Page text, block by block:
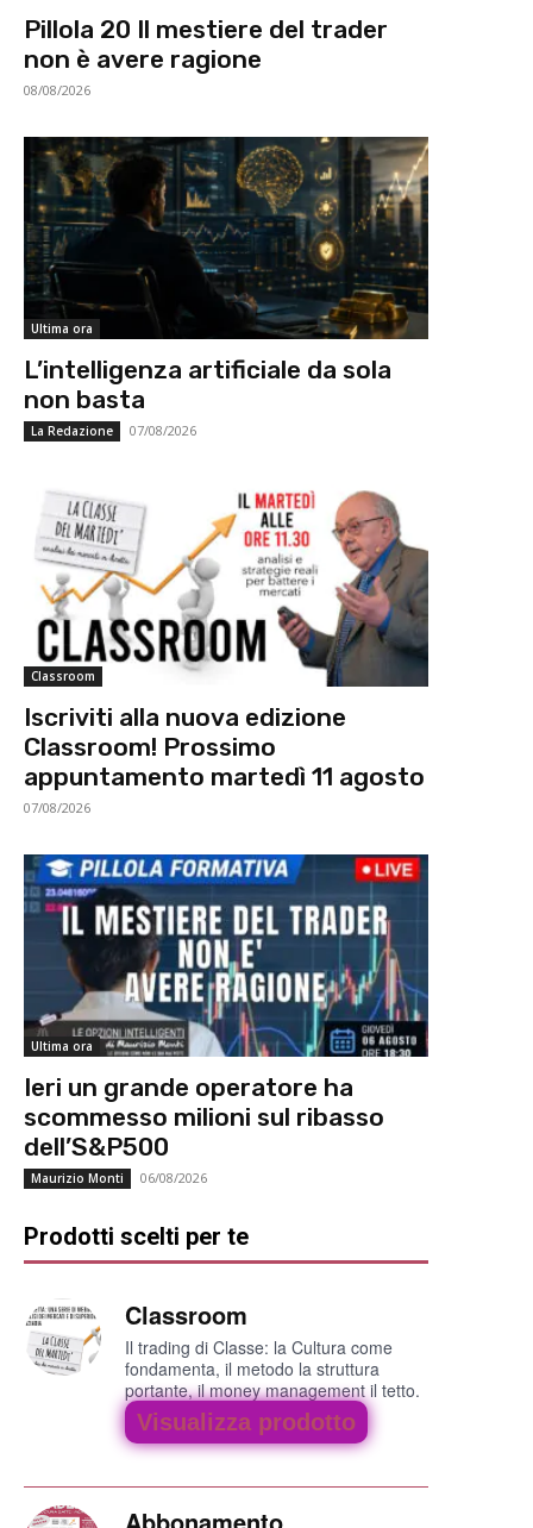
Pillola 20 Il mestiere del trader
non è avere ragione
08/08/2026
Ultima ora
L’intelligenza artificiale da sola
non basta
La Redazione 07/08/2026
Classroom
Iscriviti alla nuova edizione
Classroom! Prossimo
appuntamento martedì 11 agosto
07/08/2026
Ultima ora
Ieri un grande operatore ha
scommesso milioni sul ribasso
dell’S&P500
Maurizio Monti 06/08/2026
Prodotti scelti per te
Classroom
Il trading di Classe: la Cultura come
fondamenta, il metodo la struttura
portante, il money management il tetto.
Visualizza prodotto